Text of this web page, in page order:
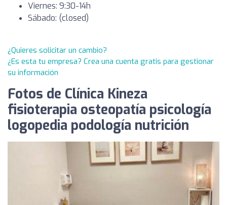
Viernes: 9:30-14h
Sábado: (closed)
¿Quieres solicitar un cambio?
¿Es esta tu empresa? Crea una cuenta gratis para gestionar
su información
Fotos de Clínica Kineza
fisioterapia osteopatía psicología
logopedia podología nutrición